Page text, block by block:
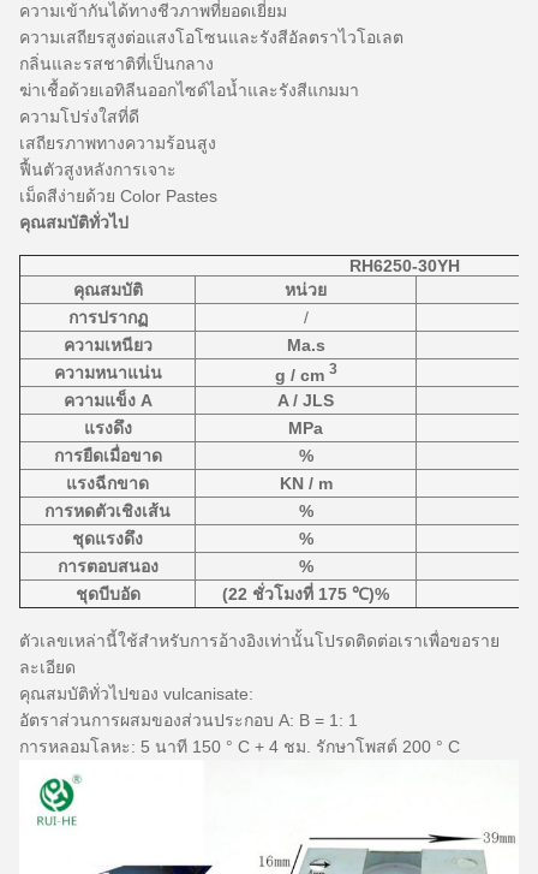
ความเข้ากันได้ทางชีวภาพที่ยอดเยี่ยม
ความเสถียรสูงต่อแสงโอโซนและรังสีอัลตราไวโอเลต
กลิ่นและรสชาติที่เป็นกลาง
ฆ่าเชื้อด้วยเอทิลีนออกไซด์ไอน้ำและรังสีแกมมา
ความโปร่งใสที่ดี
เสถียรภาพทางความร้อนสูง
ฟื้นตัวสูงหลังการเจาะ
เม็ดสีง่ายด้วย Color Pastes
คุณสมบัติทั่วไป
RH6250-30YH
คุณสมบัติ
หน่วย
การปรากฏ
/
ความเหนียว
Ma.s
ความหนาแน่น
g / cm 3
ความแข็ง A
A / JLS
แรงดึง
MPa
การยืดเมื่อขาด
%
แรงฉีกขาด
KN / m
การหดตัวเชิงเส้น
%
ชุดแรงดึง
%
การตอบสนอง
%
ชุดบีบอัด
(22 ชั่วโมงที่ 175 ℃)%
ตัวเลขเหล่านี้ใช้สำหรับการอ้างอิงเท่านั้นโปรดติดต่อเราเพื่อขอราย
ละเอียด
คุณสมบัติทั่วไปของ vulcanisate:
อัตราส่วนการผสมของส่วนประกอบ A: B = 1: 1
การหลอมโลหะ: 5 นาที 150 ° C + 4 ชม. รักษาโพสต์ 200 ° C